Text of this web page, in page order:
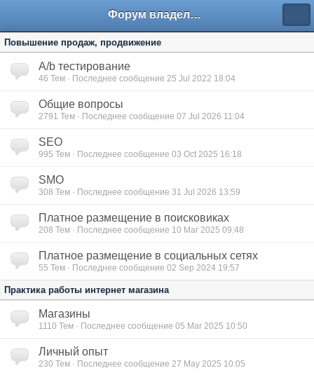
Форум владельцев интернет-магазинов
Повышение продаж, продвижение
A/b тестирование
46 Тем · Последнее сообщение 25 Jul 2022 18:04
Общие вопросы
2791 Тем · Последнее сообщение 07 Jul 2026 11:04
SEO
995 Тем · Последнее сообщение 03 Oct 2025 16:18
SMO
308 Тем · Последнее сообщение 31 Jul 2026 13:59
Платное размещение в поисковиках
208 Тем · Последнее сообщение 10 Mar 2025 09:48
Платное размещение в социальных сетях
55 Тем · Последнее сообщение 02 Sep 2024 19:57
Практика работы интернет магазина
Магазины
1110 Тем · Последнее сообщение 05 Mar 2025 10:50
Личный опыт
230 Тем · Последнее сообщение 27 May 2025 10:05